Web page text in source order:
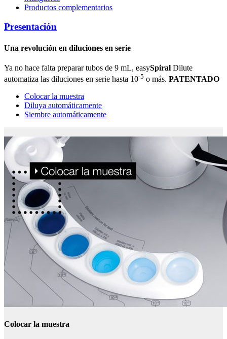
Productos complementarios
Presentación
Una revolución en diluciones en serie
Ya no hace falta preparar tubos de 9 mL, easySpiral Dilute
automatiza las diluciones en serie hasta 10-5 o más. PATENTADO
Colocar la muestra
Diluya automáticamente
Siembre automáticamente
Colocar la muestra